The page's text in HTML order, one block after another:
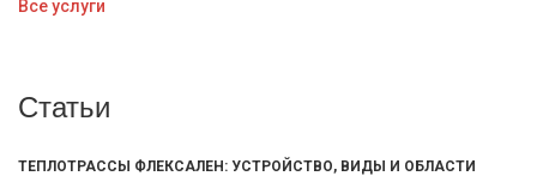
Все услуги
Статьи
ТЕПЛОТРАССЫ ФЛЕКСАЛЕН: УСТРОЙСТВО, ВИДЫ И ОБЛАСТИ